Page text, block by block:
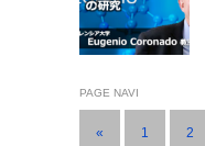
PAGE NAVI
« 1 2